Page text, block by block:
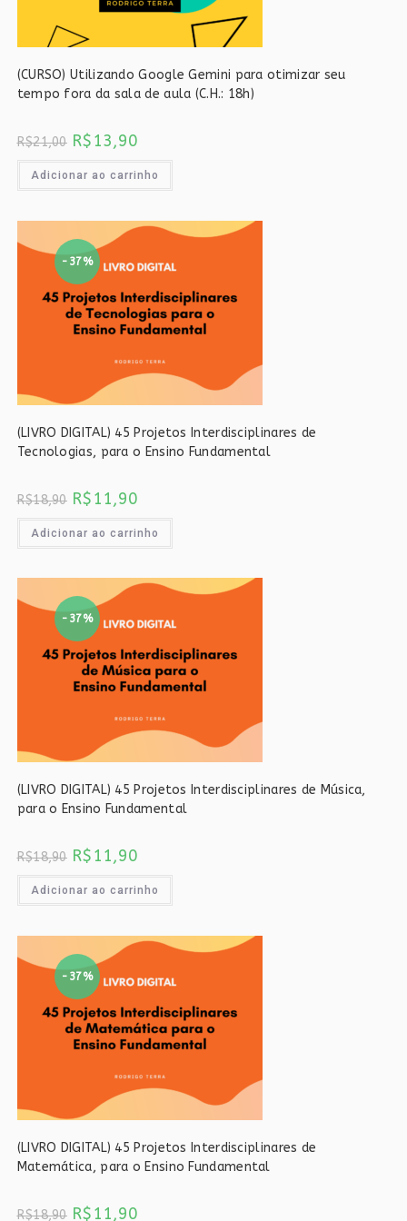
(CURSO) Utilizando Google Gemini para otimizar seu
tempo fora da sala de aula (C.H.: 18h)
R$21,00 O
preço
era:
R$13,90
é:
Adicionar ao carrinho
-37%
(LIVRO DIGITAL) 45 Projetos Interdisciplinares de
Tecnologias, para o Ensino Fundamental
R$18,90 O
preço
era:
R$11,90
é:
Adicionar ao carrinho
-37%
(LIVRO DIGITAL) 45 Projetos Interdisciplinares de Música,
para o Ensino Fundamental
R$18,90 O
preço
era:
R$11,90
é:
Adicionar ao carrinho
-37%
(LIVRO DIGITAL) 45 Projetos Interdisciplinares de
Matemática, para o Ensino Fundamental
R$18,90 O
R$11,90